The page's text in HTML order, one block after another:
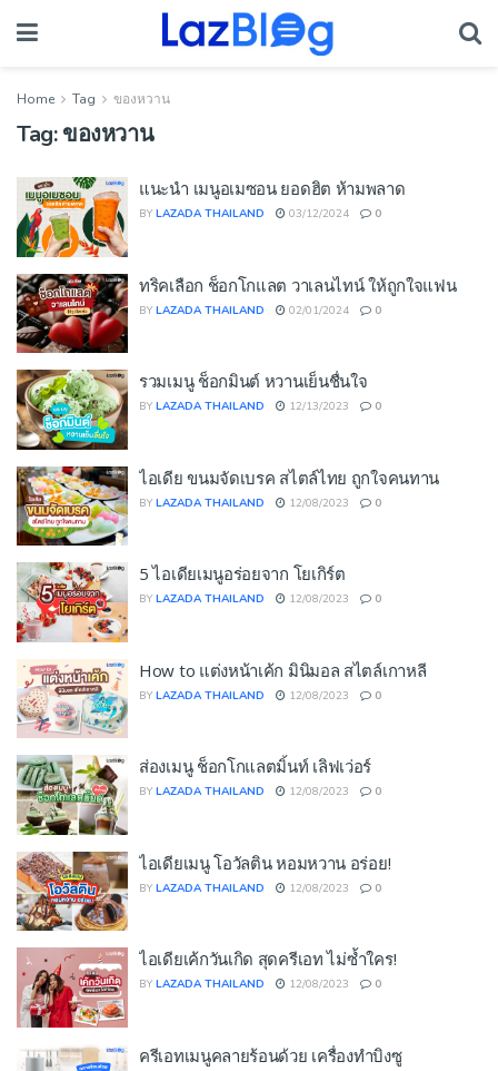
Home Tag ของหวาน
Tag:ของหวาน
แนะนำ เมนูอเมซอน ยอดฮิต ห้ามพลาด
BY LAZADA THAILAND 03/12/2024 0
ทริคเลือก ช็อกโกแลต วาเลนไทน์ ให้ถูกใจแฟน
BY LAZADA THAILAND 02/01/2024 0
รวมเมนู ช็อกมินต์ หวานเย็นชื่นใจ
BY LAZADA THAILAND 12/13/2023 0
ไอเดีย ขนมจัดเบรค สไตล์ไทย ถูกใจคนทาน
BY LAZADA THAILAND 12/08/2023 0
5 ไอเดียเมนูอร่อยจาก โยเกิร์ต
BY LAZADA THAILAND 12/08/2023 0
How to แต่งหน้าเค้ก มินิมอล สไตล์เกาหลี
BY LAZADA THAILAND 12/08/2023 0
ส่องเมนู ช็อกโกแลตมิ้นท์ เลิฟเว่อร์
BY LAZADA THAILAND 12/08/2023 0
ไอเดียเมนู โอวัลติน หอมหวาน อร่อย!
BY LAZADA THAILAND 12/08/2023 0
ไอเดียเค้กวันเกิด สุดครีเอท ไม่ซ้ำใคร!
BY LAZADA THAILAND 12/08/2023 0
ครีเอทเมนูคลายร้อนด้วย เครื่องทำบิงซู